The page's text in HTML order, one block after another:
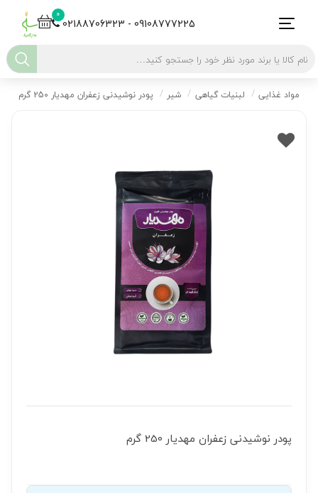
0
02188706323 - 09108777225
مواد غذایی لبنیات گیاهی شیر پودر نوشیدنی زعفران مهدیار 250 گرم
پودر نوشیدنی زعفران مهدیار 250 گرم